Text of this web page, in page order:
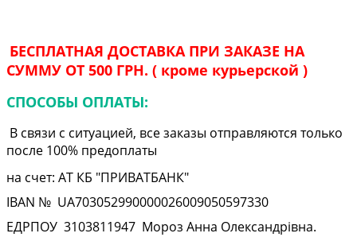
БЕСПЛАТНАЯ ДОСТАВКА ПРИ ЗАКАЗЕ НА
СУММУ ОТ 500 ГРН. ( кроме курьерской )
СПОСОБЫ ОПЛАТЫ:
В связи с ситуацией, все заказы отправляются только
после 100% предоплаты
на счет: АТ КБ "ПРИВАТБАНК"
IBAN № UA703052990000026009050597330
ЕДРПОУ 3103811947 Мороз Анна Олександрівна.